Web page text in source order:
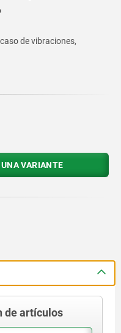
de vibraciones,
VARIANTE
de artículos